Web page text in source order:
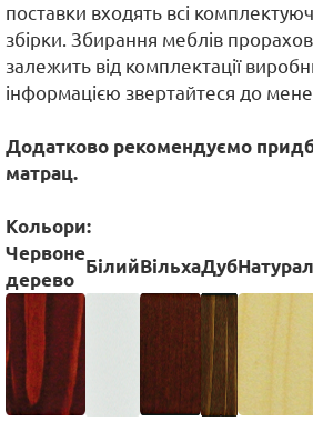
поставки входять всі
збірки. Збирання меблів
залежить від комплектації
інформацією звертайтеся до
Додатково рекомендуємо
матрац.
Кольори:
Червоне
дерево
БілийВільхаДуб